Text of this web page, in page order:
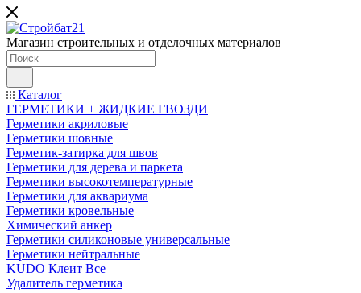
Магазин строительных и отделочных материалов
Каталог
ГЕРМЕТИКИ + ЖИДКИЕ ГВОЗДИ
Герметики акриловые
Герметики шовные
Герметик-затирка для швов
Герметики для дерева и паркета
Герметики высокотемпературные
Герметики для аквариума
Герметики кровельные
Химический анкер
Герметики силиконовые универсальные
Герметики нейтральные
KUDO Клеит Все
Удалитель герметика